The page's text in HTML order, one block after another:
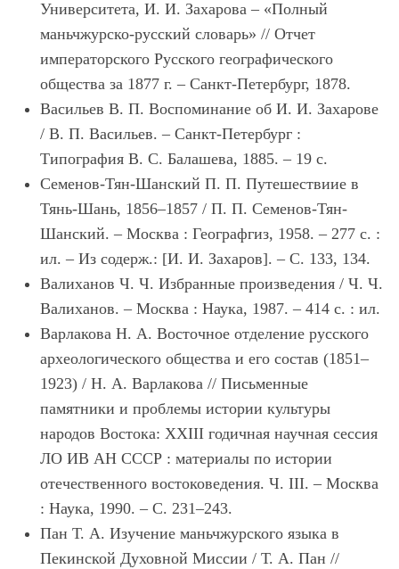
Университета, И. И. Захарова – «Полный
маньчжурско-русский словарь» // Отчет
императорского Русского географического
общества за 1877 г. – Санкт-Петербург, 1878.
Васильев В. П. Воспоминание об И. И. Захарове
/ В. П. Васильев. – Санкт-Петербург :
Типография В. С. Балашева, 1885. – 19 с.
Семенов-Тян-Шанский П. П. Путешествиие в
Тянь-Шань, 1856–1857 / П. П. Семенов-Тян-
Шанский. – Москва : Географгиз, 1958. – 277 с. :
ил. – Из содерж.: [И. И. Захаров]. – С. 133, 134.
Валиханов Ч. Ч. Избранные произведения / Ч. Ч.
Валиханов. – Москва : Наука, 1987. – 414 с. : ил.
Варлакова Н. А. Восточное отделение русского
археологического общества и его состав (1851–
1923) / Н. А. Варлакова // Письменные
памятники и проблемы истории культуры
народов Востока: XXIII годичная научная сессия
ЛО ИВ АН СССР : материалы по истории
отечественного востоковедения. Ч. III. – Москва
: Наука, 1990. – С. 231–243.
Пан Т. А. Изучение маньчжурского языка в
Пекинской Духовной Миссии / Т. А. Пан //